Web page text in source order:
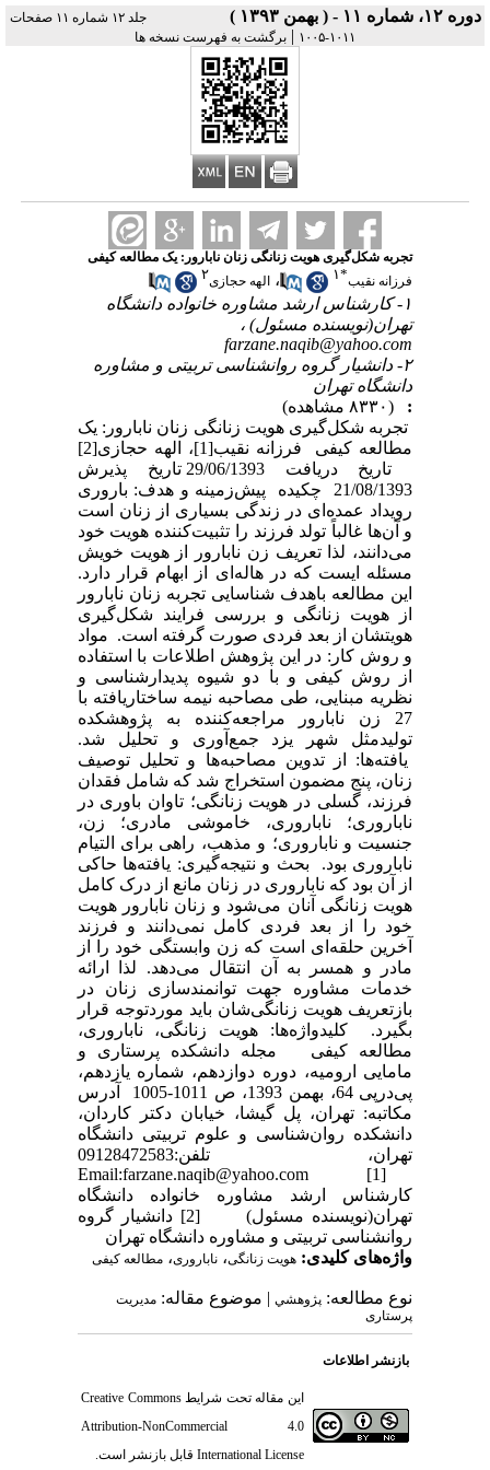
دوره ۱۲، شماره ۱۱ - ( بهمن ۱۳۹۳ )
جلد ۱۲ شماره ۱۱ صفحات
۱۰۱۱-۱۰۰۵
| برگشت به فهرست نسخه ها
تجربه شکل‌گیری هویت زنانگی زنان نابارور: یک مطالعه کیفی
فرزانه نقیب*۱ ، الهه حجازی۲
۱- کارشناس ارشد مشاوره خانواده دانشگاه
تهران(نویسنده مسئول) ،
farzane.naqib@yahoo.com
۲- دانشیار گروه روانشناسی تربیتی و مشاوره
دانشگاه تهران
:
(۸۳۳۰ مشاهده)
تجربه شکل‌گیری هویت زنانگی زنان نابارور: یک
مطالعه کیفی فرزانه نقیب[1]، الهه حجازی[2]
تاریخ دریافت 29/06/1393 تاریخ پذیرش
21/08/1393 چکیده پیش‌زمینه و هدف: باروری
رویداد عمده‌ای در زندگی بسیاری از زنان است
و آن‌ها غالباً تولد فرزند را تثبیت‌کننده هویت خود
می‌دانند، لذا تعریف زن نابارور از هویت خویش
مسئله ایست که در هاله‌ای از ابهام قرار دارد.
این مطالعه باهدف شناسایی تجربه زنان نابارور
از هویت زنانگی و بررسی فرایند شکل‌گیری
هویتشان از بعد فردی صورت گرفته است. مواد
و روش کار: در این پژوهش اطلاعات با استفاده
از روش کیفی و با دو شیوه پدیدارشناسی و
نظریه مبنایی، طی مصاحبه نیمه ساختاریافته با
27 زن نابارور مراجعه‌کننده به پژوهشکده
تولیدمثل شهر یزد جمع‌آوری و تحلیل شد.
یافته‌ها: از تدوین مصاحبه‌ها و تحلیل توصیف
زنان، پنج مضمون استخراج شد که شامل فقدان
فرزند، گسلی در هویت زنانگی؛ تاوان باوری در
ناباروری؛ ناباروری، خاموشی مادری؛ زن،
جنسیت و ناباروری؛ و مذهب، راهی برای التیام
ناباروری بود. بحث و نتیجه‌گیری: یافته‌ها حاکی
از آن بود که ناباروری در زنان مانع از درک کامل
هویت زنانگی آنان می‌شود و زنان نابارور هویت
خود را از بعد فردی کامل نمی‌دانند و فرزند
آخرین حلقه‌ای است که زن وابستگی خود را از
مادر و همسر به آن انتقال می‌دهد. لذا ارائه
خدمات مشاوره جهت توانمندسازی زنان در
بازتعریف هویت زنانگی‌شان باید موردتوجه قرار
بگیرد. کلیدواژه‌ها: هویت زنانگی، ناباروری،
مطالعه کیفی مجله دانشکده پرستاری و
مامایی ارومیه، دوره دوازدهم، شماره یازدهم،
پی‌درپی 64، بهمن 1393، ص 1011-1005 آدرس
مکاتبه: تهران، پل گیشا، خیابان دکتر کاردان،
دانشکده روان‌شناسی و علوم تربیتی دانشگاه
تهران، تلفن:09128472583
Email:farzane.naqib@yahoo.com [1]
کارشناس ارشد مشاوره خانواده دانشگاه
تهران(نویسنده مسئول) [2] دانشیار گروه
روانشناسی تربیتی و مشاوره دانشگاه تهران
واژه‌های کلیدی: هویت زنانگی، ناباروری، مطالعه کیفی
نوع مطالعه: پژوهشي| موضوع مقاله: مدیریت
پرستاری
بازنشر اطلاعات
این مقاله تحت شرایطCreative Commons
Attribution-NonCommercial 4.0
International License قابل بازنشر است.